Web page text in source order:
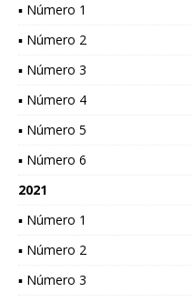
▪ Número 1
▪ Número 2
▪ Número 3
▪ Número 4
▪ Número 5
▪ Número 6
2021
▪ Número 1
▪ Número 2
▪ Número 3